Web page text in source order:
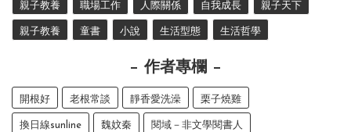
親子教養 職場工作 人際關係 自我成長 親子天下
親子教養 童書 小說 生活型態 生活哲學
作者專欄
開根好 老根常談 靜香愛洗澡 栗子燒雞
換日線sunline 魏妏秦 閱域－非文學閱書人